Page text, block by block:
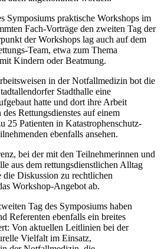
Symposiums praktische Workshops im
Fach-Vorträge den zweiten Tag der
der Workshops lag auch auf dem
Team, etwa zum Thema
Kindern oder Beatmung.
in der Notfallmedizin bot die
Stadthalle eine
hatte und dort ihre Arbeit
Rettungsdienstes auf einem
25 Patienten in Katastrophenschutz-
ebenfalls ansehen.
bei der mit den Teilnehmerinnen und
aus dem rettungsdienstlichen Alltag
Diskussion zu rechtlichen
Workshop-Angebot ab.
Tag des Symposiums haben
Referenten ebenfalls ein breites
Von aktuellen Leitlinien bei der
Vielfalt im Einsatz,